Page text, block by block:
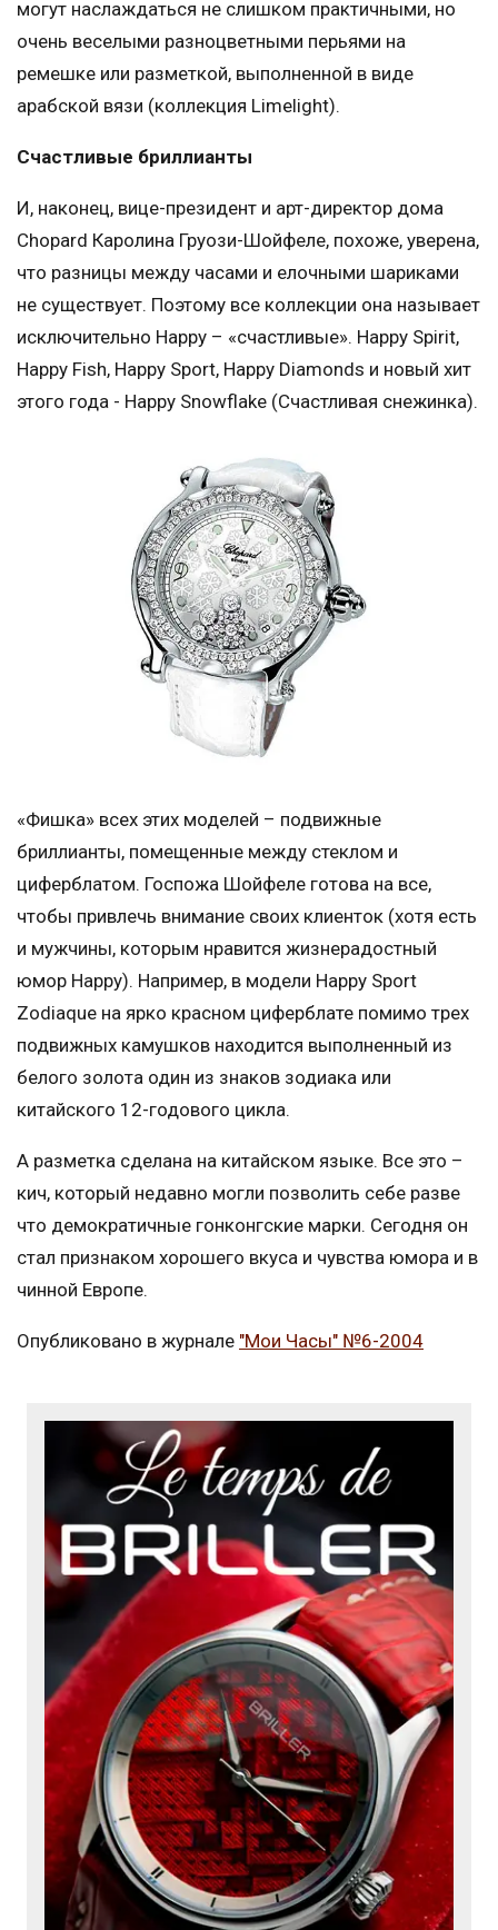
могут наслаждаться не слишком практичными, но
очень веселыми разноцветными перьями на
ремешке или разметкой, выполненной в виде
арабской вязи (коллекция Limelight).
Счастливые бриллианты
И, наконец, вице-президент и арт-директор дома
Chopard Каролина Груози-Шойфеле, похоже, уверена,
что разницы между часами и елочными шариками
не существует. Поэтому все коллекции она называет
исключительно Happy – «счастливые». Happy Spirit,
Happy Fish, Happy Sport, Happy Diamonds и новый хит
этого года - Happy Snowflake (Счастливая снежинка).
«Фишка» всех этих моделей – подвижные
бриллианты, помещенные между стеклом и
циферблатом. Госпожа Шойфеле готова на все,
чтобы привлечь внимание своих клиенток (хотя есть
и мужчины, которым нравится жизнерадостный
юмор Happy). Например, в модели Happy Sport
Zodiaque на ярко красном циферблате помимо трех
подвижных камушков находится выполненный из
белого золота один из знаков зодиака или
китайского 12-годового цикла.
А разметка сделана на китайском языке. Все это –
кич, который недавно могли позволить себе разве
что демократичные гонконгские марки. Сегодня он
стал признаком хорошего вкуса и чувства юмора и в
чинной Европе.
Опубликовано в журнале "Мои Часы" №6-2004